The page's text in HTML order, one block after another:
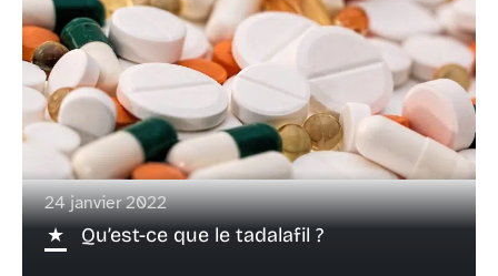
24 janvier 2022
Qu’est-ce que le tadalafil ?